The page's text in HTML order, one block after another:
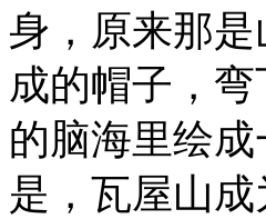
身，原来那
成的帽子，
的脑海里绘
是，瓦屋山